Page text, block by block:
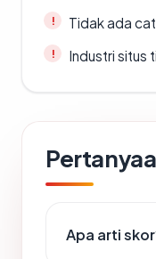
Tidak ada
Industri situs
Apa arti